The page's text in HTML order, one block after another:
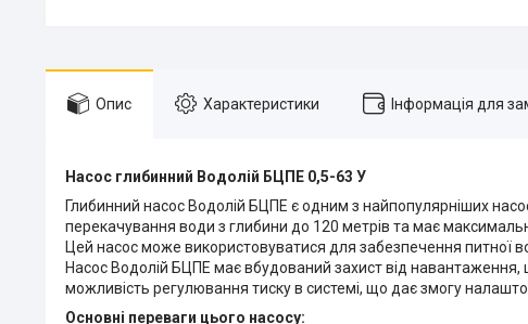
Опис Характеристики Інформація для
Насос глибинний Водолій БЦПЕ 0,5-63 У
Глибинний насос Водолій БЦПЕ є одним з найпопулярніших
перекачування води з глибини до 120 метрів та має
Цей насос може використовуватися для забезпечення питної
Насос Водолій БЦПЕ має вбудований захист від
можливість регулювання тиску в системі, що дає змогу
Основні переваги цього насосу: